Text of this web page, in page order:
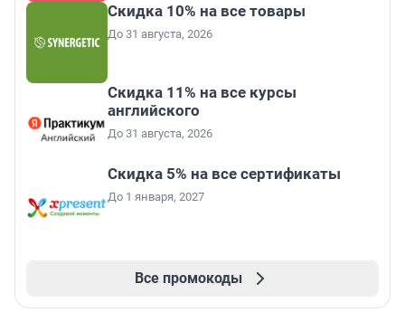
Скидка 10% на все товары
До 31 августа, 2026
Скидка 11% на все курсы
английского
До 31 августа, 2026
Скидка 5% на все сертификаты
До 1 января, 2027
Все промокоды